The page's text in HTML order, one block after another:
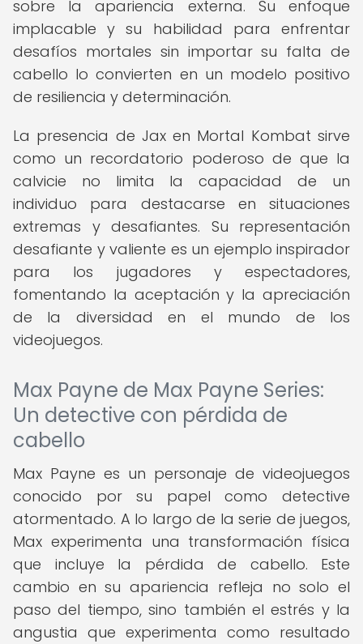
sobre la apariencia externa. Su enfoque
implacable y su habilidad para enfrentar
desafíos mortales sin importar su falta de
cabello lo convierten en un modelo positivo
de resiliencia y determinación.
La presencia de Jax en Mortal Kombat sirve
como un recordatorio poderoso de que la
calvicie no limita la capacidad de un
individuo para destacarse en situaciones
extremas y desafiantes. Su representación
desafiante y valiente es un ejemplo inspirador
para los jugadores y espectadores,
fomentando la aceptación y la apreciación
de la diversidad en el mundo de los
videojuegos.
Max Payne de Max Payne Series:
Un detective con pérdida de
cabello
Max Payne es un personaje de videojuegos
conocido por su papel como detective
atormentado. A lo largo de la serie de juegos,
Max experimenta una transformación física
que incluye la pérdida de cabello. Este
cambio en su apariencia refleja no solo el
paso del tiempo, sino también el estrés y la
angustia que experimenta como resultado